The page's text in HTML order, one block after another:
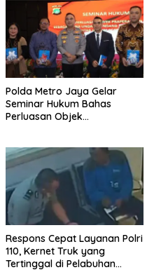
Penyelundupan Harley-
Davidson Bekas.
Polda Metro Jaya Gelar
Seminar Hukum Bahas
Perluasan Objek
Respons Cepat Layanan Polri
110, Kernet Truk yang
Tertinggal di Pelabuhan